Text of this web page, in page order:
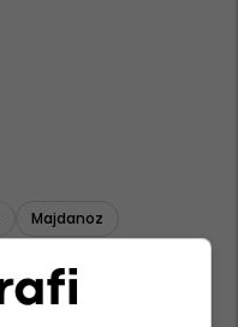
Majdanoz